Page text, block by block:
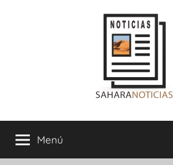
Sahara
Noticias
Menú